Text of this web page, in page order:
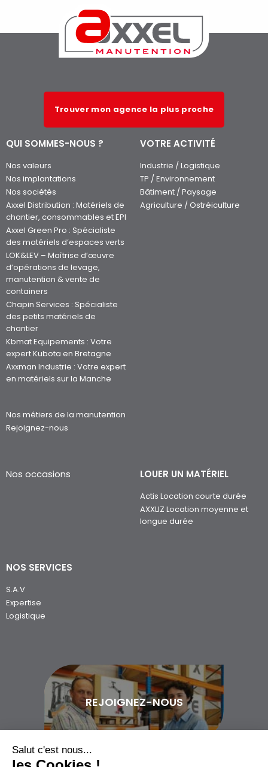
Trouver mon agence la plus proche
QUI SOMMES-NOUS ?
Nos valeurs
Nos implantations
Nos sociétés
Axxel Distribution : Matériels de
chantier, consommables et EPI
Axxel Green Pro : Spécialiste
des matériels d’espaces verts
LOK&LEV – Maîtrise d’œuvre
d’opérations de levage,
manutention & vente de
containers
Chapin Services : Spécialiste
des petits matériels de
chantier
Kbmat Equipements : Votre
expert Kubota en Bretagne
Axxman Industrie : Votre expert
en matériels sur la Manche
Nos métiers de la manutention
Rejoignez-nous
VOTRE ACTIVITÉ
Industrie / Logistique
TP / Environnement
Bâtiment / Paysage
Agriculture / Ostréiculture
Nos occasions LOUER UN MATÉRIEL
Actis Location courte durée
AXXLIZ Location moyenne et
longue durée
NOS SERVICES
S.A.V
Expertise
Logistique
REJOIGNEZ-NOUS
Salut c'est nous...